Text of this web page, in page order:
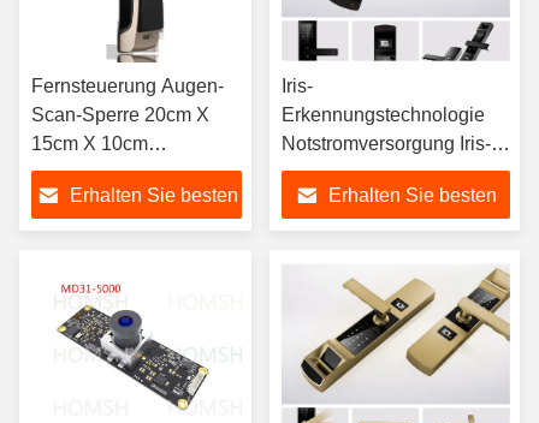
Fernsteuerung Augen-
Scan-Sperre 20cm X
15cm X 10cm
Biometrisches
Sicherheitsschloss
Erhalten Sie besten
Iris-
Erkennungstechnologie
Notstromversorgung Iris-
Scanner Türschloss
Erhalten Sie besten